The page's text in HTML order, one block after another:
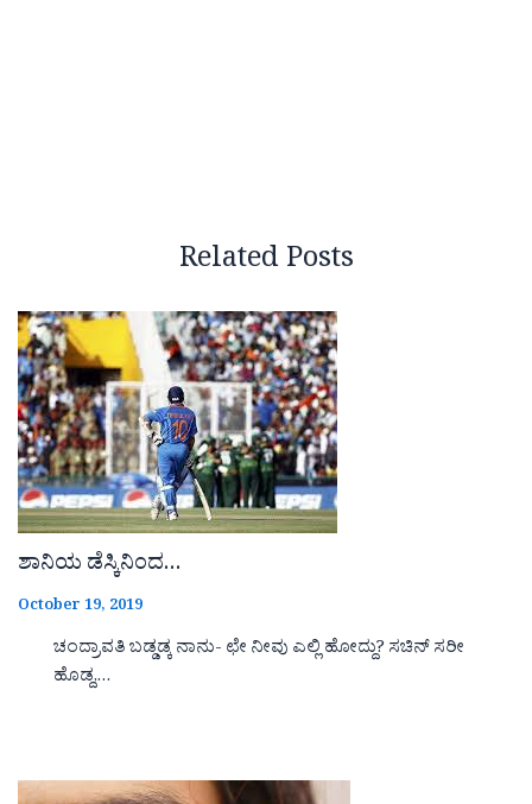
Related Posts
ಶಾನಿಯ ಡೆಸ್ಕಿನಿಂದ…
October 19, 2019
ಚಂದ್ರಾವತಿ ಬಡ್ಡಡ್ಕ ನಾನು- ಛೇ ನೀವು ಎಲ್ಲಿ ಹೋದ್ದು? ಸಚಿನ್ ಸರೀ
ಹೊಡ್ದ,…